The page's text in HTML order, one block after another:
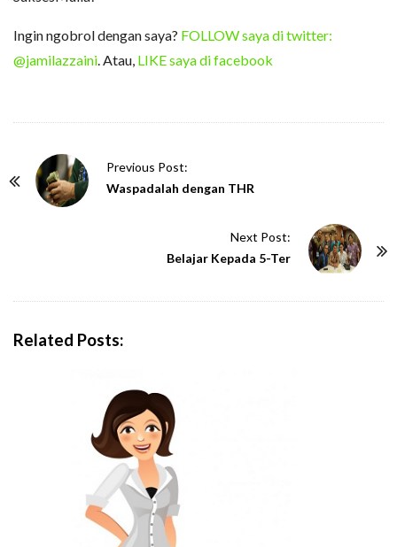
Ingin ngobrol dengan saya? FOLLOW saya di twitter:
@jamilazzaini. Atau, LIKE saya di facebook
Previous Post:
Waspadalah dengan THR
Next Post:
Belajar Kepada 5-Ter
Related Posts: